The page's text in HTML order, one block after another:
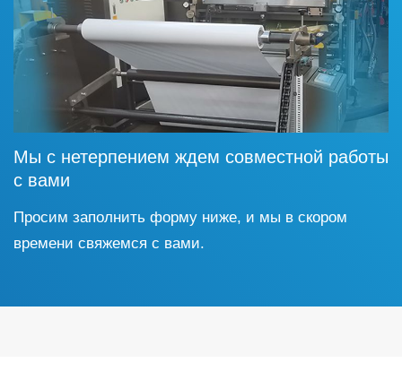
Мы с нетерпением ждем совместной работы
с вами
Просим заполнить форму ниже, и мы в скором
времени свяжемся с вами.